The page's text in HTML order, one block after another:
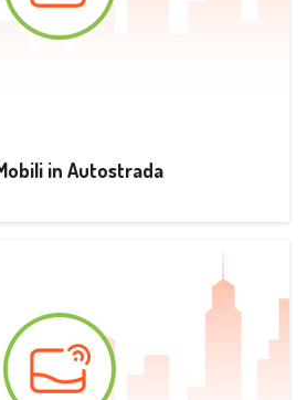
in Autostrada